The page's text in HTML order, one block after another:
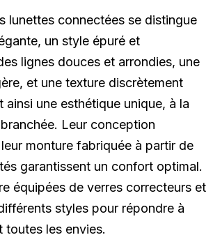
lunettes connectées se distingue
un style épuré et
lignes douces et arrondies, une
et une texture discrètement
ainsi une esthétique unique, à la
Leur conception
monture fabriquée à partir de
garantissent un confort optimal.
équipées de verres correcteurs et
styles pour répondre à
toutes les envies.